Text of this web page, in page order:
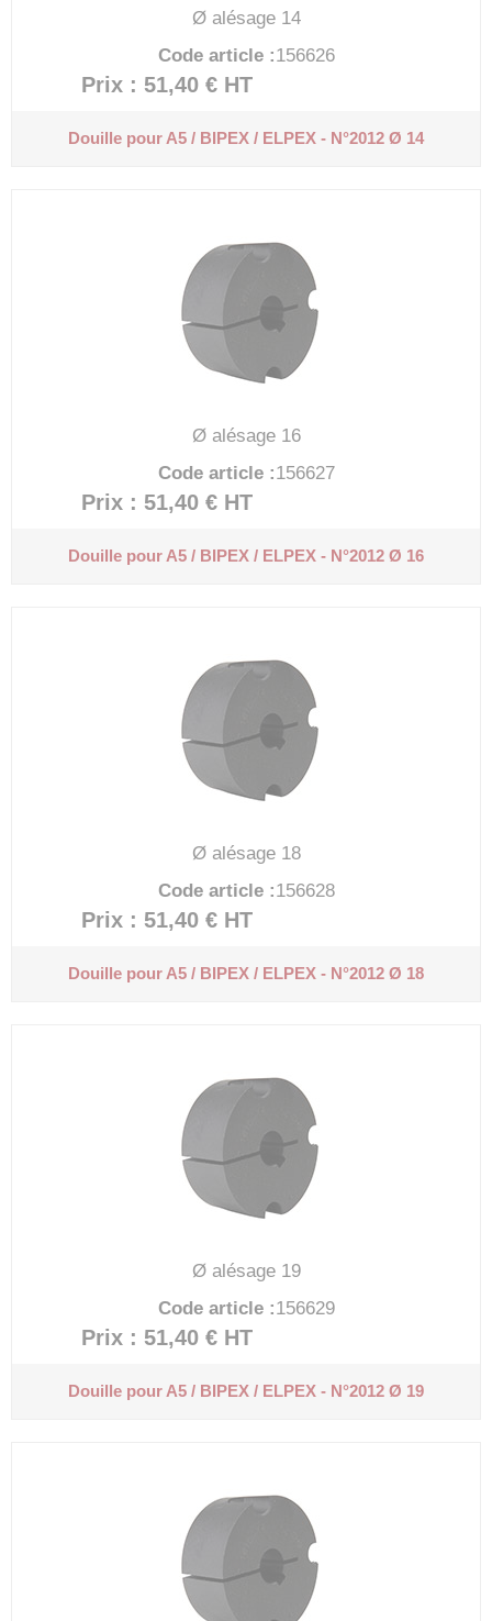
Ø alésage 14
Code article :156626
Prix : 51,40 € HT
Douille pour A5 / BIPEX / ELPEX - N°2012 Ø 14
Ø alésage 16
Code article :156627
Prix : 51,40 € HT
Douille pour A5 / BIPEX / ELPEX - N°2012 Ø 16
Ø alésage 18
Code article :156628
Prix : 51,40 € HT
Douille pour A5 / BIPEX / ELPEX - N°2012 Ø 18
Ø alésage 19
Code article :156629
Prix : 51,40 € HT
Douille pour A5 / BIPEX / ELPEX - N°2012 Ø 19